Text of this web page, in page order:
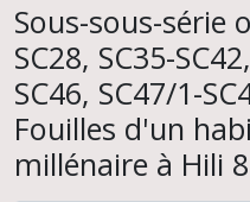
Sous-sous-série
SC28, SC35-
SC46, SC47/1-
Fouilles d'un
millénaire à Hili 8